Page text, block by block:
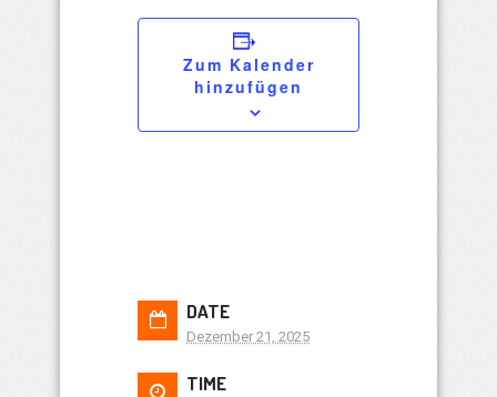
Zum Kalender
hinzufügen
DATE
Dezember 21, 2025
TIME